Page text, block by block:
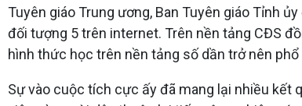
Tuyên giáo Trung ương, Ban Tuyên giáo Tỉnh
đối tượng 5 trên internet. Trên nền tảng CĐS
hình thức học trên nền tảng số dần trở nên phổ
Sự vào cuộc tích cực ấy đã mang lại nhiều kết